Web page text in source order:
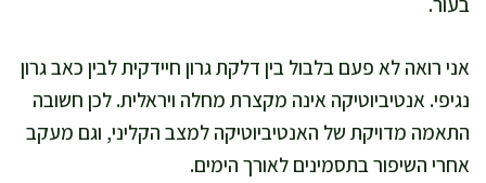
אני רואה לא פעם בלבול בין דלקת גרון חיידקית לבין כאב גרון
נגיפי. אנטיביוטיקה אינה מקצרת מחלה ויראלית. לכן חשובה
התאמה מדויקת של האנטיביוטיקה למצב הקליני, וגם מעקב
אחרי השיפור בתסמינים לאורך הימים.